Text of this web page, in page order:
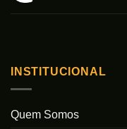
INSTITUCIONAL
Quem Somos